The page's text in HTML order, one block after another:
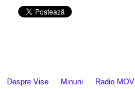
Despre Vise Minuni Radio MOV